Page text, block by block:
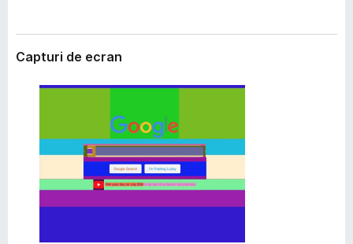
e
Capturi de ecran